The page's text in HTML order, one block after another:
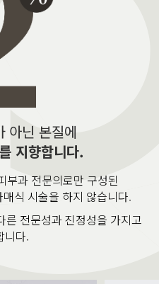
아닌 본질에
지향합니다.
부과 전문의로만 구성된
식 시술을 하지 않습니다.
른 전문성과 진정성을 가지고
니다.